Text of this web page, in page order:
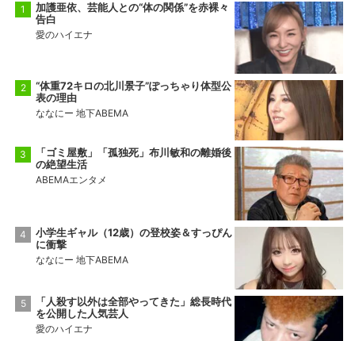
加護亜依、芸能人との“体の関係”を赤裸々
告白
愛のハイエナ
“体重72キロの北川景子”ぽっちゃり体型公
表の理由
ななにー 地下ABEMA
「ゴミ屋敷」「孤独死」布川敏和の離婚後
の絶望生活
ABEMAエンタメ
小学生ギャル（12歳）の登校姿＆すっぴん
に衝撃
ななにー 地下ABEMA
「人殺す以外は全部やってきた」総長時代
を公開した人気芸人
愛のハイエナ